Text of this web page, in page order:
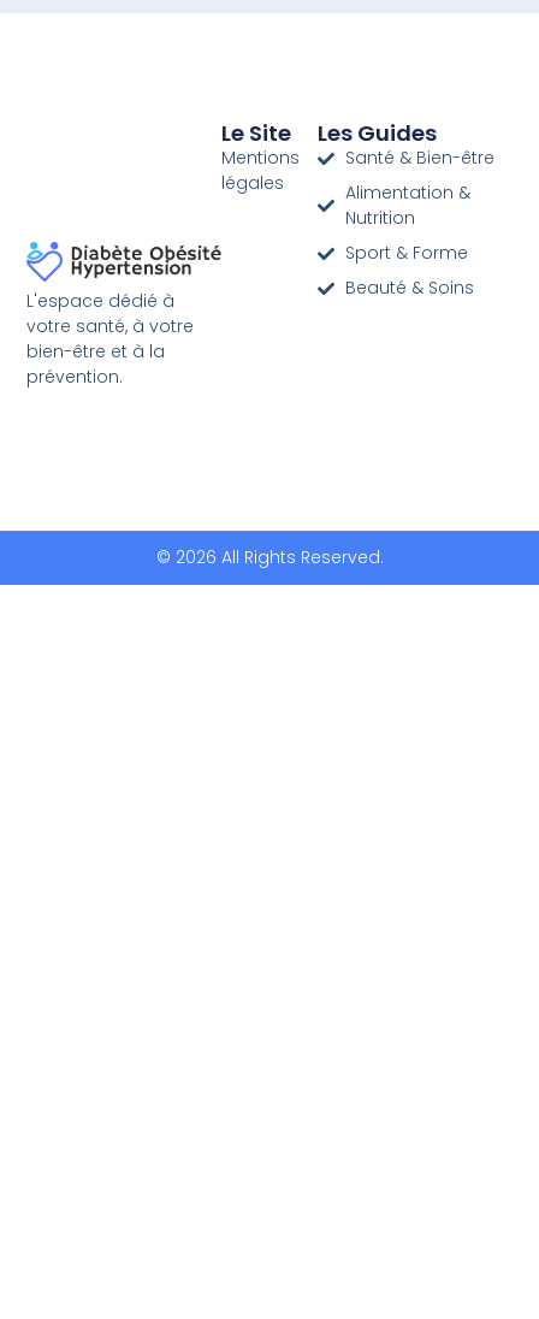
L'espace dédié à
votre santé, à votre
bien-être et à la
prévention.
Le Site
Mentions
légales
Les Guides
Santé & Bien-être
Alimentation &
Nutrition
Sport & Forme
Beauté & Soins
© 2026 All Rights Reserved.